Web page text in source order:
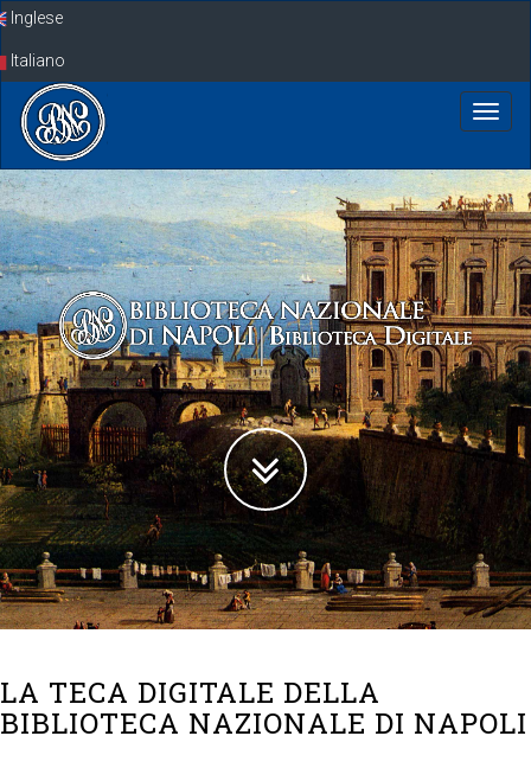
SkipInglese
Italiano
LA TECA DIGITALE DELLA
BIBLIOTECA NAZIONALE DI NAPOLI